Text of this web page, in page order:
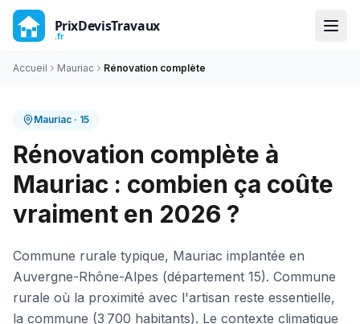
Accueil Mauriac Rénovation complète
Mauriac · 15
Rénovation complète à
Mauriac : combien ça coûte
vraiment en 2026 ?
Commune rurale typique, Mauriac implantée en
Auvergne-Rhône-Alpes (département 15). Commune
rurale où la proximité avec l'artisan reste essentielle,
la commune (3 700 habitants). Le contexte climatique